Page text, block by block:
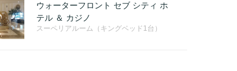
ウォーターフロント セブ シティ ホ
テル ＆ カジノ
スーペリアルーム（キングベッド1台）